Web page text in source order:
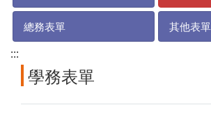
總務表單 其他表
:::
學務表單